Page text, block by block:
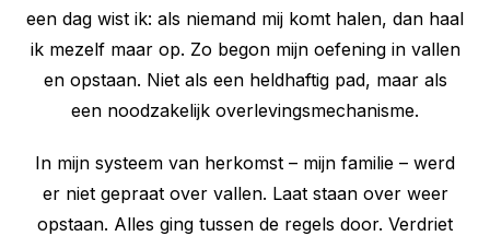
een dag wist ik: als niemand mij komt halen, dan haal
ik mezelf maar op. Zo begon mijn oefening in vallen
en opstaan. Niet als een heldhaftig pad, maar als
een noodzakelijk overlevingsmechanisme.
In mijn systeem van herkomst – mijn familie – werd
er niet gepraat over vallen. Laat staan over weer
opstaan. Alles ging tussen de regels door. Verdriet